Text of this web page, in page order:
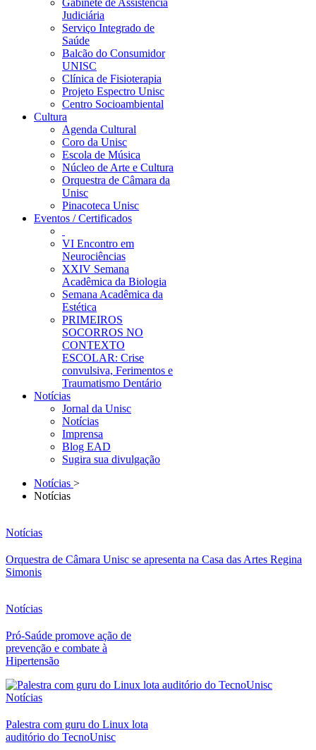
Gabinete de Assistência
Judiciária
Serviço Integrado de
Saúde
Balcão do Consumidor
UNISC
Clínica de Fisioterapia
Projeto Espectro Unisc
Centro Socioambiental
Cultura
Agenda Cultural
Coro da Unisc
Escola de Música
Núcleo de Arte e Cultura
Orquestra de Câmara da
Unisc
Pinacoteca Unisc
Eventos / Certificados
VI Encontro em
Neurociências
XXIV Semana
Acadêmica da Biologia
Semana Acadêmica da
Estética
PRIMEIROS
SOCORROS NO
CONTEXTO
ESCOLAR: Crise
convulsiva, Ferimentos e
Traumatismo Dentário
Notícias
Jornal da Unisc
Notícias
Imprensa
Blog EAD
Sugira sua divulgação
Notícias >
Notícias
Notícias
Orquestra de Câmara Unisc se apresenta na Casa das Artes Regina
Simonis
Notícias
Pró-Saúde promove ação de
prevenção e combate à
Hipertensão
Notícias
Palestra com guru do Linux lota
auditório do TecnoUnisc